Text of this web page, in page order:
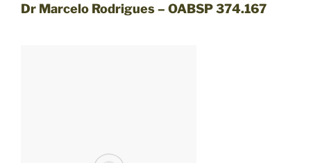
Dr Marcelo Rodrigues – OABSP 374.167